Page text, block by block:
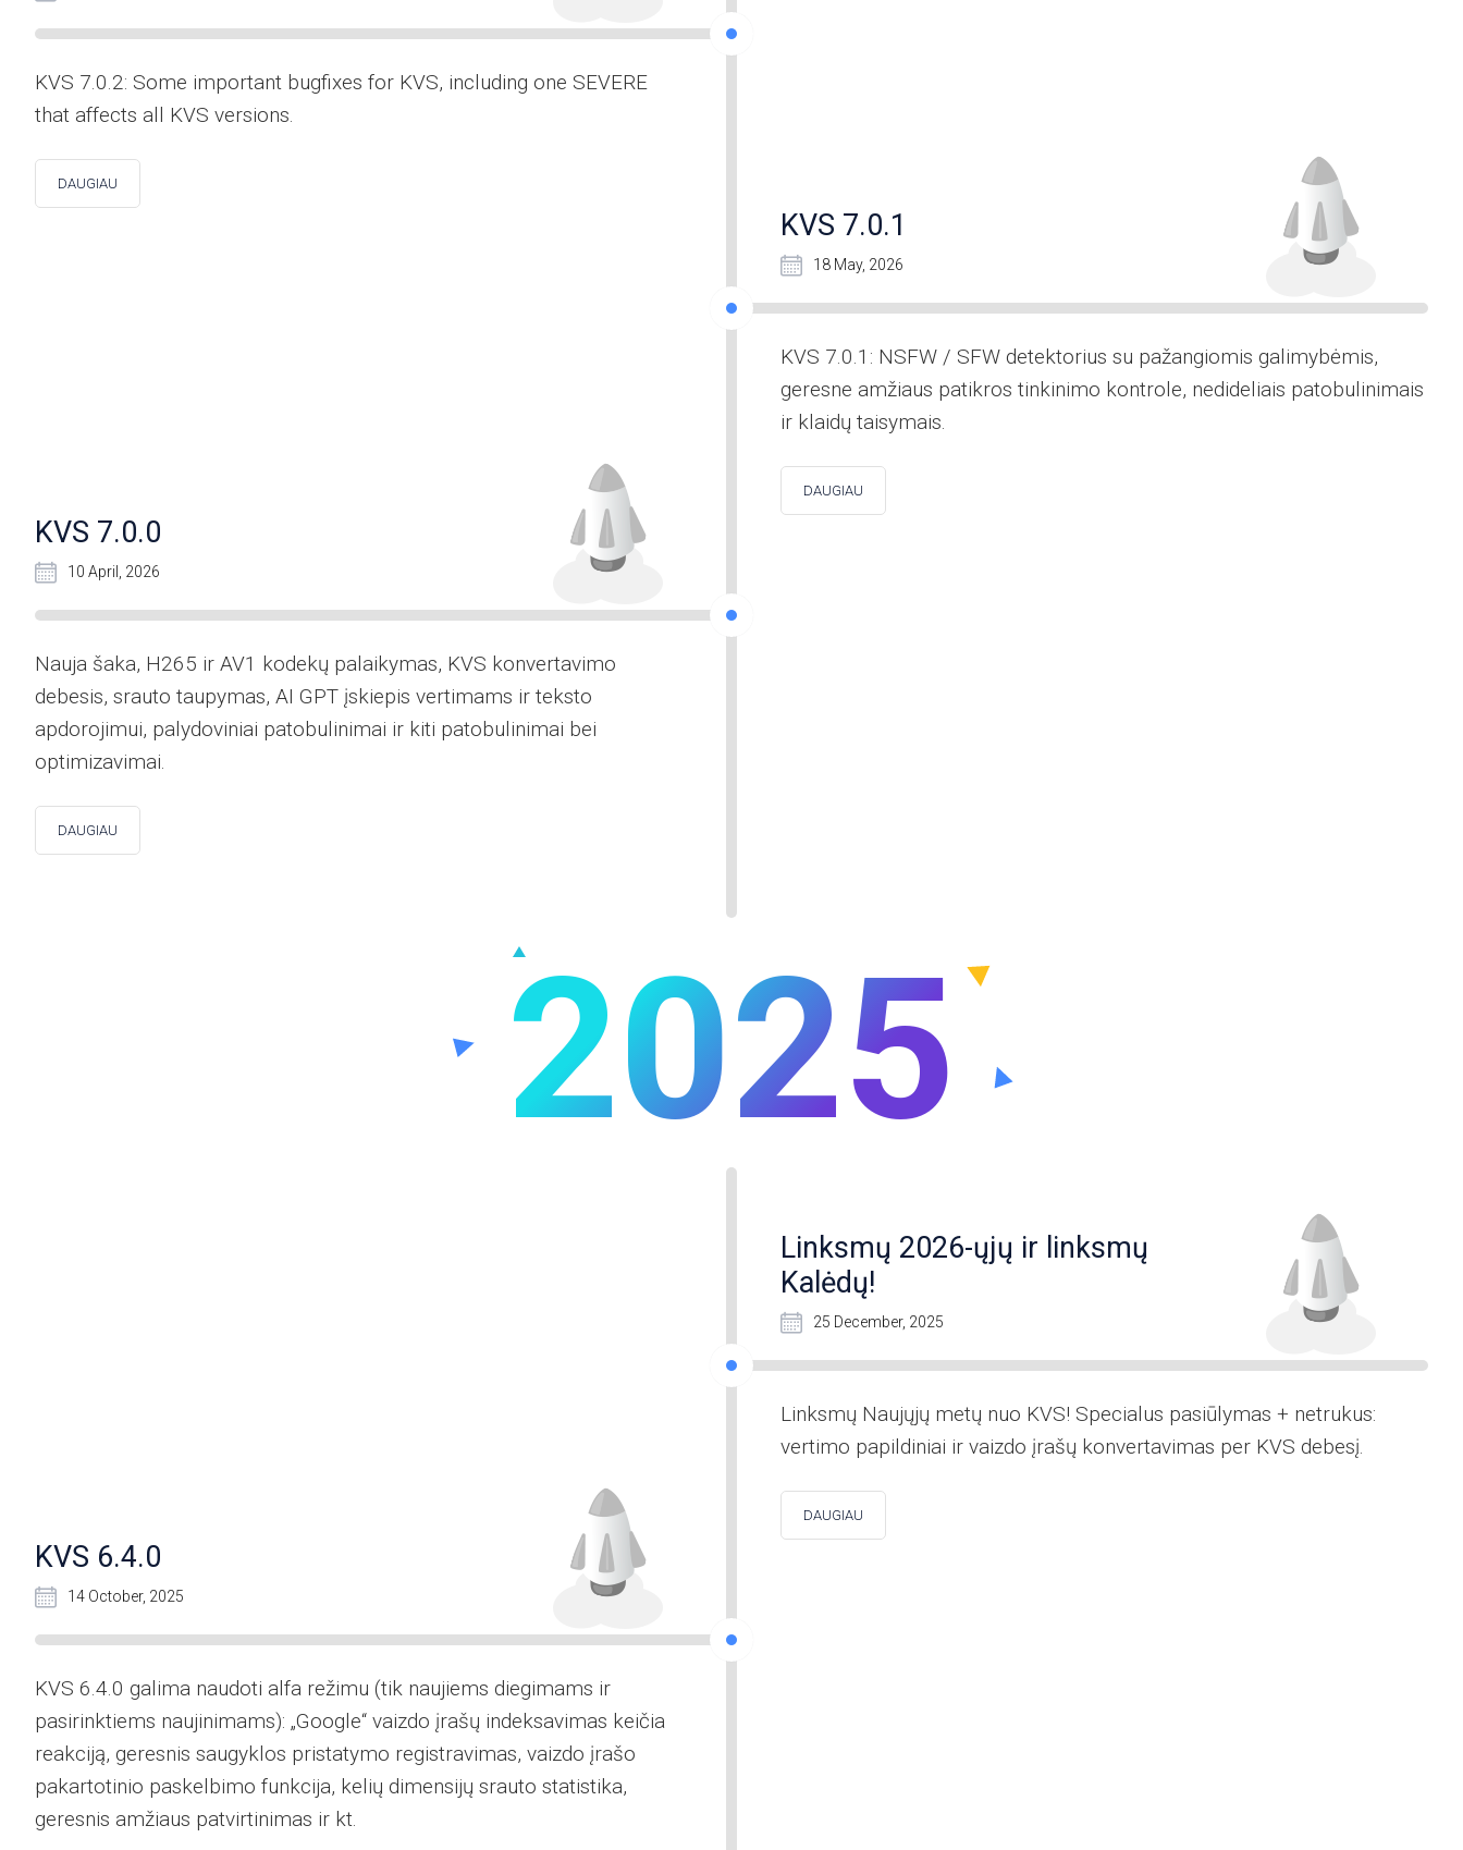
KVS 7.0.2: Some important bugfixes for KVS, including one SEVERE
that affects all KVS versions.
DAUGIAU
KVS 7.0.1
18 May, 2026
KVS 7.0.1: NSFW / SFW detektorius su pažangiomis galimybėmis,
geresne amžiaus patikros tinkinimo kontrole, nedideliais patobulinimais
ir klaidų taisymais.
DAUGIAU
KVS 7.0.0
10 April, 2026
Nauja šaka, H265 ir AV1 kodekų palaikymas, KVS konvertavimo
debesis, srauto taupymas, AI GPT įskiepis vertimams ir teksto
apdorojimui, palydoviniai patobulinimai ir kiti patobulinimai bei
optimizavimai.
DAUGIAU
2025
Linksmų 2026-ųjų ir linksmų
Kalėdų!
25 December, 2025
Linksmų Naujųjų metų nuo KVS! Specialus pasiūlymas + netrukus:
vertimo papildiniai ir vaizdo įrašų konvertavimas per KVS debesį.
DAUGIAU
KVS 6.4.0
14 October, 2025
KVS 6.4.0 galima naudoti alfa režimu (tik naujiems diegimams ir
pasirinktiems naujinimams): „Google“ vaizdo įrašų indeksavimas keičia
reakciją, geresnis saugyklos pristatymo registravimas, vaizdo įrašo
pakartotinio paskelbimo funkcija, kelių dimensijų srauto statistika,
geresnis amžiaus patvirtinimas ir kt.